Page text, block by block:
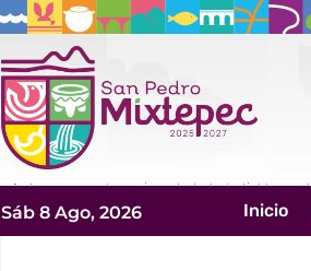
Sáb 8 Ago, 2026 Inicio